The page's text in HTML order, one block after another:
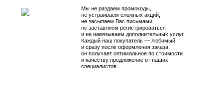
Мы не раздаем промокоды,
не устраиваем сложных акций,
не засыпаем Вас письмами,
не заставляем регистрироваться
и не навязываем дополнительных услуг.
Каждый наш покупатель — любимый,
и сразу после оформления заказа
он получает оптимальное по стоимости
и качеству предложение от наших
специалистов.